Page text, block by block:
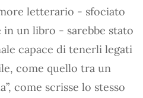
letterario - sfociato
un libro - sarebbe stato
capace di tenerli legati
come quello tra un
come scrisse lo stesso